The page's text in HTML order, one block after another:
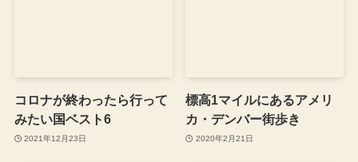
コロナが終わったら行って
みたい国ベスト6
2021年12月23日
標高1マイルにあるアメリ
カ・デンバー街歩き
2020年2月21日